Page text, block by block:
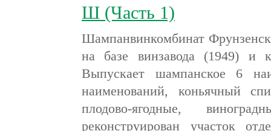
Ш (Часть 1)
Шампанвинкомбинат
на базе винзавода (1949) и
Выпускает шампанское 6
наименований, коньячный
плодово-ягодные,
реконструирован участок